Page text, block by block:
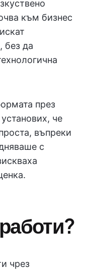
към бизнес
без да
през
че
въпреки
с
чрез